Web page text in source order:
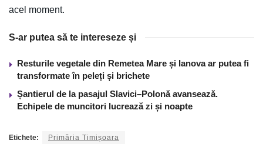
acel moment.
S-ar putea să te intereseze și
Resturile vegetale din Remetea Mare și Ianova ar putea fi
transformate în peleți și brichete
Șantierul de la pasajul Slavici–Polonă avansează.
Echipele de muncitori lucrează zi și noapte
Etichete: Primăria Timișoara